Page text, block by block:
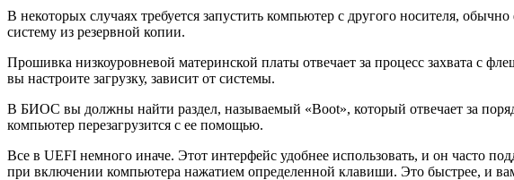
В некоторых случаях требуется запустить компьютер с другого носителя,
систему из резервной копии.
Прошивка низкоуровневой материнской платы отвечает за процесс захвата с
вы настроите загрузку, зависит от системы.
В БИОС вы должны найти раздел, называемый «Boot», который отвечает за
компьютер перезагрузится с ее помощью.
Все в UEFI немного иначе. Этот интерфейс удобнее использовать, и он часто
при включении компьютера нажатием определенной клавиши. Это быстрее, и